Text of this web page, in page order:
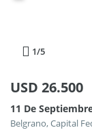
1/5
USD 26.500
11 De
Belgrano, Capital